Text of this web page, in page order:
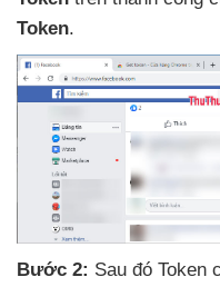
Token.
Bước 2: Sau đó Token